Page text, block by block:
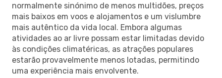
normalmente sinónimo de menos multidões, preços
mais baixos em voos e alojamentos e um vislumbre
mais autêntico da vida local. Embora algumas
atividades ao ar livre possam estar limitadas devido
às condições climatéricas, as atrações populares
estarão provavelmente menos lotadas, permitindo
uma experiência mais envolvente.